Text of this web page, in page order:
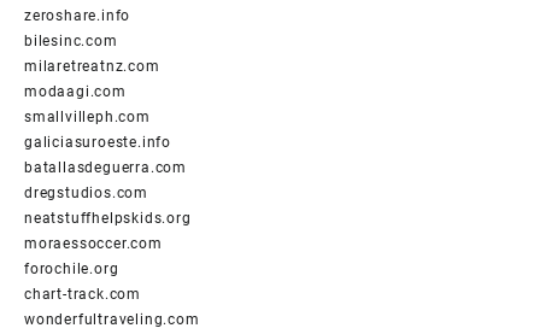
zeroshare.info
bilesinc.com
milaretreatnz.com
modaagi.com
smallvilleph.com
galiciasuroeste.info
batallasdeguerra.com
dregstudios.com
neatstuffhelpskids.org
moraessoccer.com
forochile.org
chart-track.com
wonderfultraveling.com